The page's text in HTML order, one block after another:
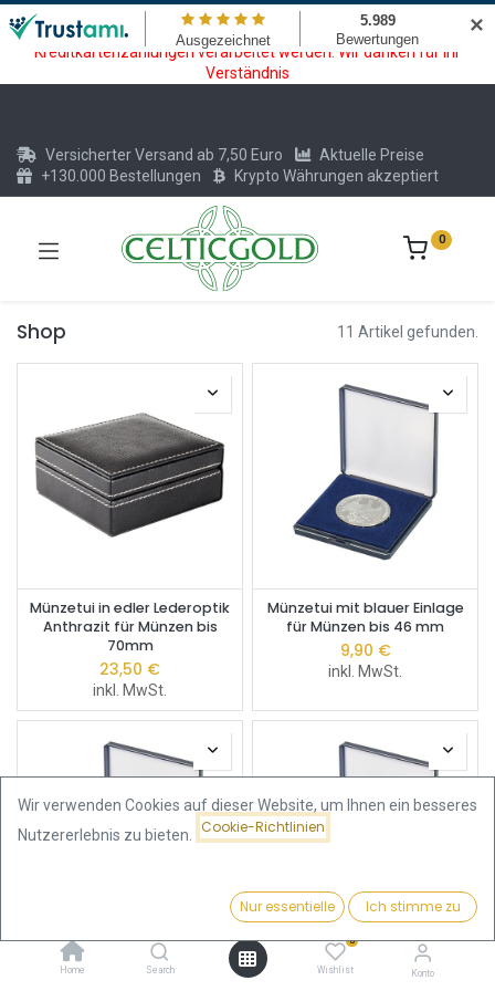
Wartungsarbeiten am Kreditkarten und Krypto Bezahlmodul. In der
Zeit vom 20.07. - 09.08.2026 können keine Krypto oder
Kreditkartenzahlungen verarbeitet werden. Wir danken für Ihr
Verständnis
Beliebteste
Home Search
0
Wishlist Konto
Versicherter Versand ab 7,50 Euro
Aktuelle Preise
+130.000 Bestellungen
Krypto Währungen akzeptiert
0
Shop 11 Artikel gefunden.
Münzetui in edler Lederoptik
Anthrazit für Münzen bis
70mm
23,50 €
inkl. MwSt.
Münzetui mit blauer Einlage
für Münzen bis 46 mm
9,90 €
inkl. MwSt.
Münzetui mit blauer Einlage
Münzetui mit blauer Einlage
Wir verwenden Cookies auf dieser Website, um Ihnen ein besseres
Nutzererlebnis zu bieten.
Cookie-Richtlinien
Nur essentielle Ich stimme zu
✕